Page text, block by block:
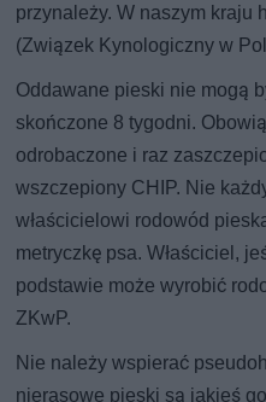
przynależy. W naszym kraju
(Związek Kynologiczny w
Oddawane pieski nie mogą
skończone 8 tygodni.
odrobaczone i raz
wszczepiony CHIP. Nie
właścicielowi rodowód
metryczkę psa. Właściciel,
podstawie może wyrobić
ZKwP.
Nie należy wspierać
nierasowe pieski są jakieś